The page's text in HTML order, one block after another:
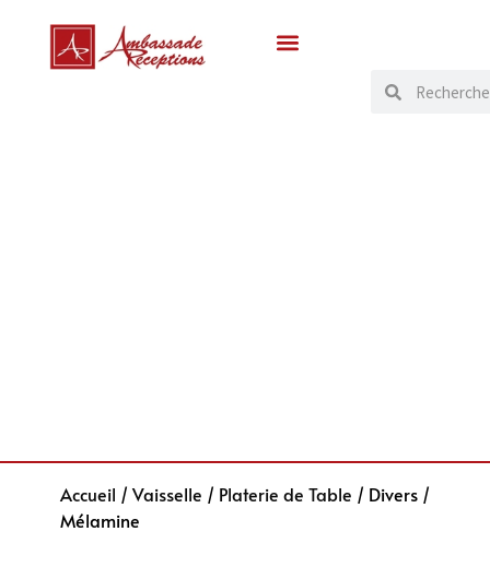
Accueil / Vaisselle / Platerie de Table / Divers /
Mélamine